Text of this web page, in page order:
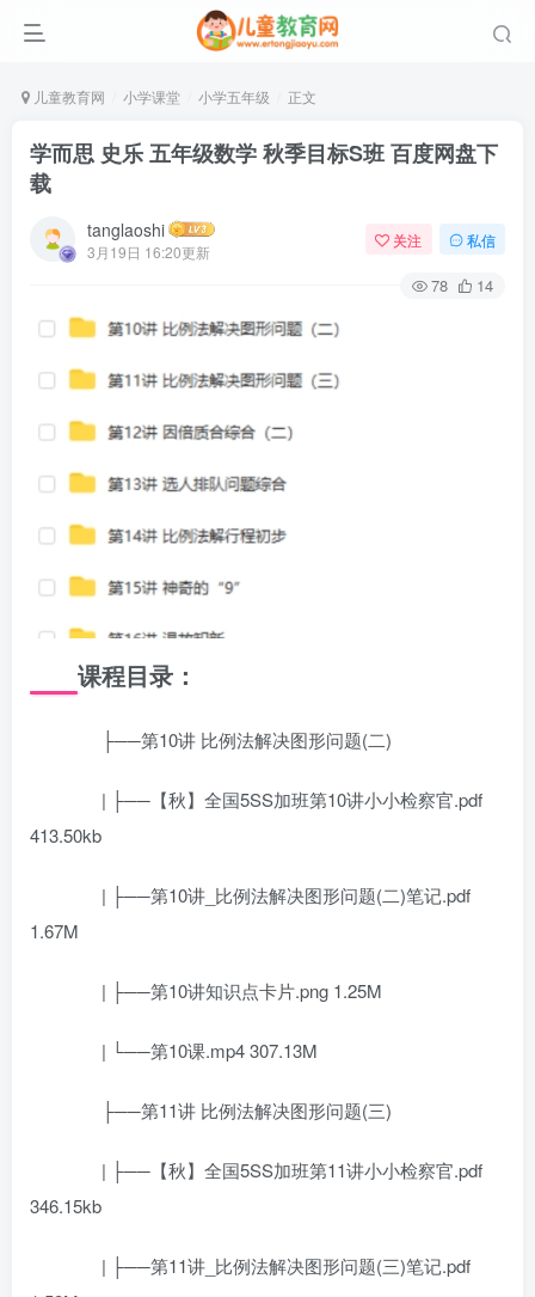
儿童教育网 小学课堂 小学五年级 正文
学而思 史乐 五年级数学 秋季目标S班 百度网盘下
载
tanglaoshi
3月19日 16:20更新
关注 私信
78 14
课程目录：
├──第10讲 比例法解决图形问题(二)
| ├──【秋】全国5SS加班第10讲小小检察官.pdf
413.50kb
| ├──第10讲_比例法解决图形问题(二)笔记.pdf
1.67M
| ├──第10讲知识点卡片.png 1.25M
| └──第10课.mp4 307.13M
├──第11讲 比例法解决图形问题(三)
| ├──【秋】全国5SS加班第11讲小小检察官.pdf
346.15kb
| ├──第11讲_比例法解决图形问题(三)笔记.pdf